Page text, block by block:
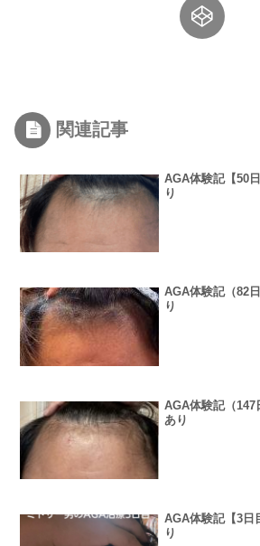
関連記事
AGA体験記【50
り
AGA体験記（82
り
AGA体験記（147
あり
AGA体験記【3日
り